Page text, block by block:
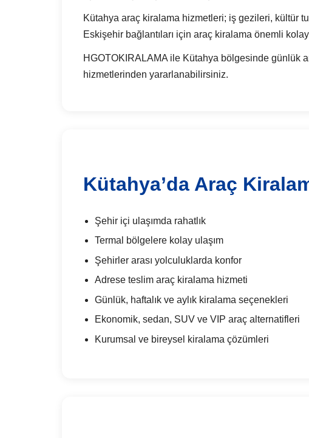
Kütahya araç kiralama hizmetleri; iş gezileri, kültür
Eskişehir bağlantıları için araç kiralama önemli
HGOTOKIRALAMA ile Kütahya bölgesinde günlük
hizmetlerinden yararlanabilirsiniz.
Kütahya’da Araç
Şehir içi ulaşımda rahatlık
Termal bölgelere kolay ulaşım
Şehirler arası yolculuklarda konfor
Adrese teslim araç kiralama hizmeti
Günlük, haftalık ve aylık kiralama seçenekleri
Ekonomik, sedan, SUV ve VIP araç alternatifleri
Kurumsal ve bireysel kiralama çözümleri